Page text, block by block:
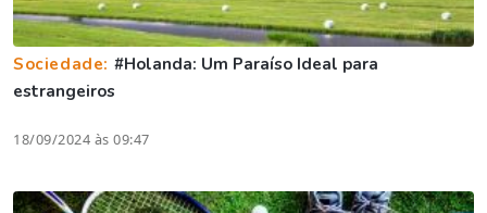
Sociedade: #Holanda: Um Paraíso Ideal para
estrangeiros
18/09/2024 às 09:47